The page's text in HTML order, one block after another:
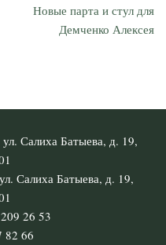
Новые парта и стул для
Демченко Алексея
Салиха Батыева, д. 19,
Салиха Батыева, д. 19,
26 53
82 66